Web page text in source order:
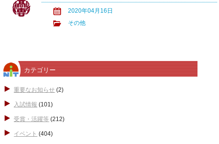
2020年04月16日
その他
カテゴリー
重要なお知らせ (2)
入試情報 (101)
受賞・活躍等 (212)
イベント (404)